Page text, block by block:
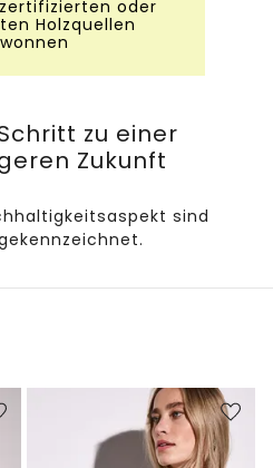
oder
Holzquellen
zu einer
Zukunft
sind